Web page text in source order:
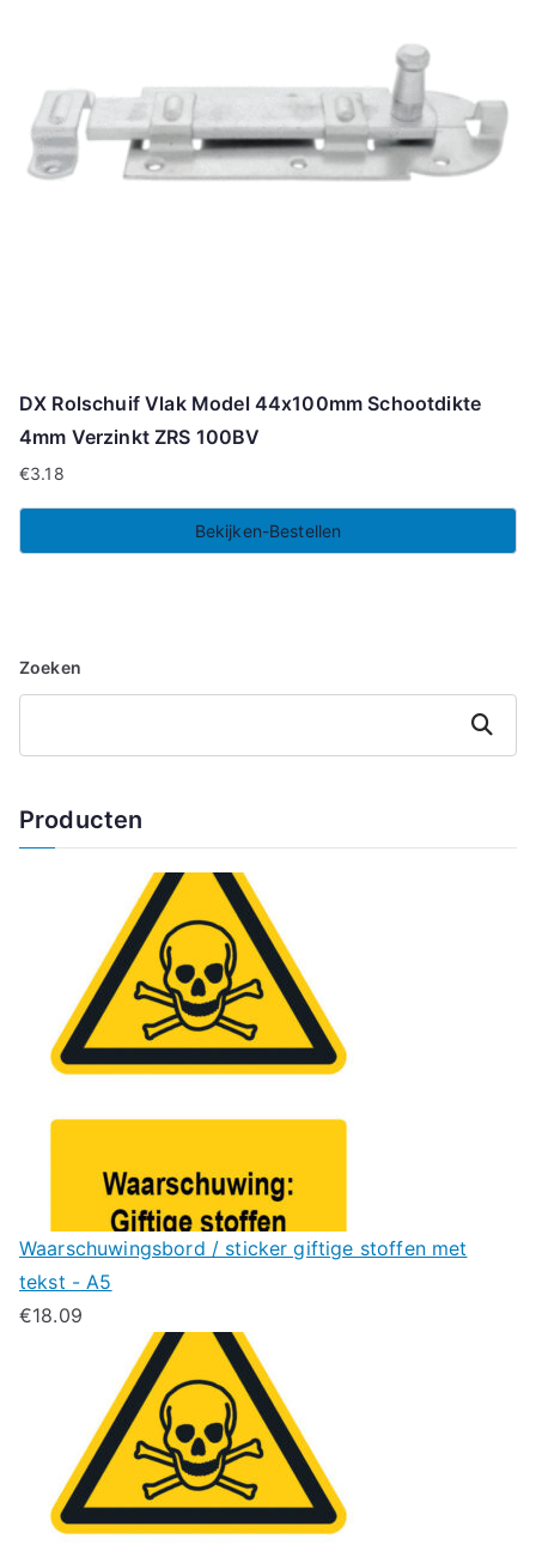
DX Rolschuif Vlak Model 44x100mm Schootdikte
4mm Verzinkt ZRS 100BV
€3.18
Bekijken-Bestellen
Zoeken
Zoeken
Producten
Waarschuwingsbord / sticker giftige stoffen met
tekst - A5
€18.09